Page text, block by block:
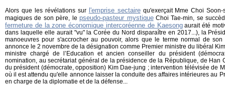
Alors que les révélations sur l'emprise sectairequ'exerçait Mme Choi
magiques de son père, le pseudo-pasteur mystiqueChoi Tae-min, se
fermeture de la zone économique intercoréenne de Kaesongaurait été
dans laquelle elle aurait "vu" la Corée du Nord disparaître en 2017...), la
manoeuvres pour s'accrocher au pouvoir, alors que le terme normal de
annonce le 2 novembre de la désignation comme Premier ministre du libéral
ministre chargé de l’Education et ancien conseiller du président
nomination, au secrétariat général de la présidence de la République, de Han
du président (démocrate, opposition) Kim Dae-jung ; intervention télévisée de
où il est attendu qu'elle annonce laisser la conduite des affaires intérieures au
en charge de la diplomatie et de la défense...